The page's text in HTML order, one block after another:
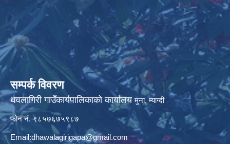
सम्पर्क विवरण
धवलागिरी गाउँकार्यपालिकाको कार्यालयमुना, म्याग्दी
फोन नं. ९८५७६७५९८७
Email:dhawalagirigapa@gmail.com